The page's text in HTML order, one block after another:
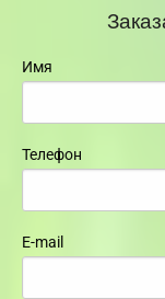
Имя
Телефон
E-mail